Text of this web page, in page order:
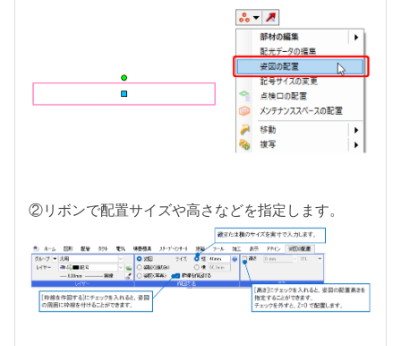
②リボンで配置サイズや高さなどを指定します。